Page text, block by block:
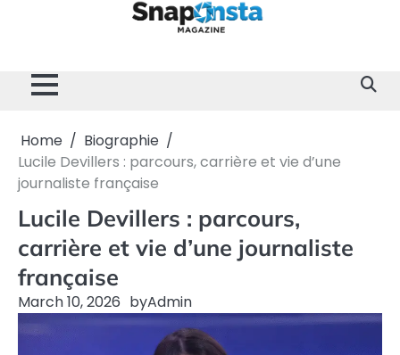
Home
Biographie
Lucile Devillers : parcours, carrière et vie d’une
journaliste française
Lucile Devillers : parcours,
carrière et vie d’une journaliste
française
March 10, 2026 byAdmin